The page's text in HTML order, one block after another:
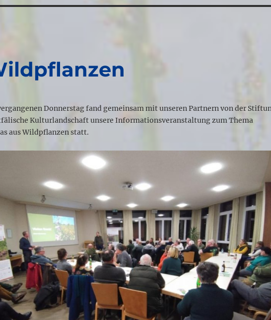
Donnerstag fand gemeinsam mit unseren Partnern von der
Kulturlandschaft unsere Informationsveranstaltung zum Thema
aus Wildpflanzen statt.